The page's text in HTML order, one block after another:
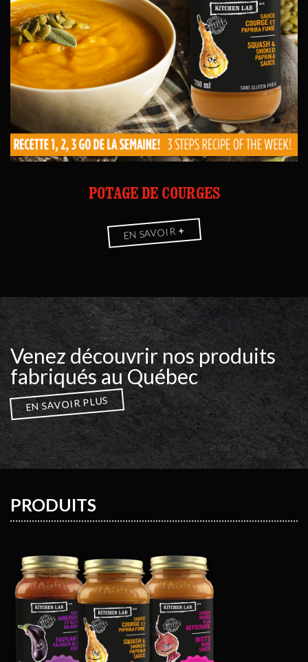
POTAGE DE COURGES
EN SAVOIR+
Venez découvrir nos produits
fabriqués au Québec
EN SAVOIR PLUS
PRODUITS